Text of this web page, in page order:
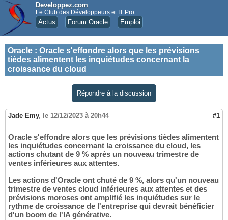
Developpez.com
Le Club des Développeurs et IT Pro
Actus Forum Oracle Emploi
Oracle : Oracle s'effondre alors que les prévisions
tièdes alimentent les inquiétudes concernant la
croissance du cloud
Répondre à la discussion
Jade Emy, le 12/12/2023 à 20h44 #1
Oracle s'effondre alors que les prévisions tièdes alimentent
les inquiétudes concernant la croissance du cloud, les
actions chutant de 9 % après un nouveau trimestre de
ventes inférieures aux attentes.
Les actions d'Oracle ont chuté de 9 %, alors qu'un nouveau
trimestre de ventes cloud inférieures aux attentes et des
prévisions moroses ont amplifié les inquiétudes sur le
rythme de croissance de l'entreprise qui devrait bénéficier
d'un boom de l'IA générative.